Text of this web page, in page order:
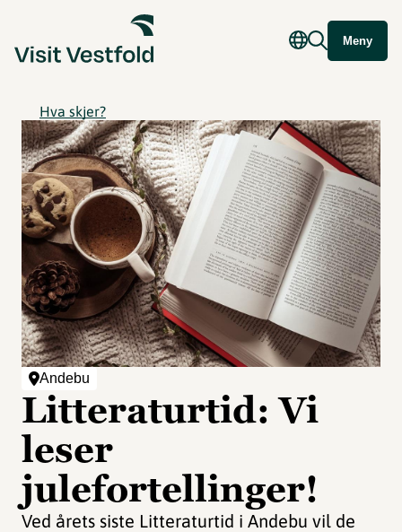
Meny
Hva skjer?
Andebu
Litteraturtid: Vi
leser
julefortellinger!
Ved årets siste Litteraturtid i Andebu vil de